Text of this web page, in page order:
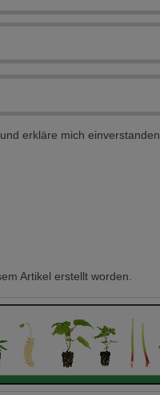
erkläre mich einverstanden.
Artikel erstellt worden.